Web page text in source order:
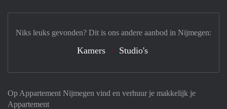
Op Appartement Nijmegen vind en verhuur je makkelijk je
Appartement
Niks leuks gevonden? Dit is ons andere aanbod in Nijmegen:
Kamers Studio's